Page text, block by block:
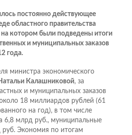
постоянно действующее
областного правительства
котором были подведены итоги
и муниципальных заказов
года.
министра экономического
Калашниковой, за
и муниципальных заказов
18 миллиардов рублей (61
на год), в том числе
6,8 млрд руб., муниципальные
Экономия по итогам